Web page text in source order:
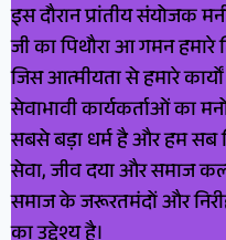
इस दौरान प्रांतीय संयोजक
जी का पिथौरा आ गमन हमारे
जिस आत्मीयता से हमारे
सेवाभावी कार्यकर्ताओं का
सबसे बड़ा धर्म है और हम सब
सेवा, जीव दया और समाज
समाज के जरूरतमंदों और